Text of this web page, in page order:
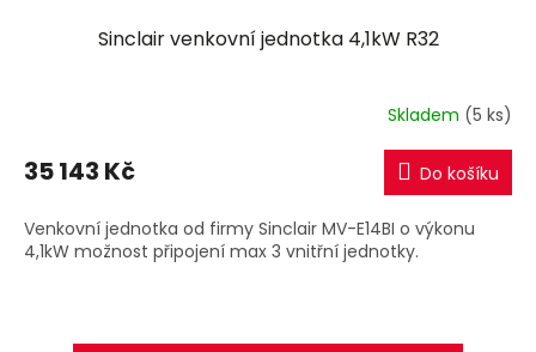
Sinclair venkovní jednotka 4,1kW R32
Skladem (5 ks)
35 143 Kč Do košíku
Venkovní jednotka od firmy Sinclair MV-E14BI o výkonu
4,1kW možnost připojení max 3 vnitřní jednotky.